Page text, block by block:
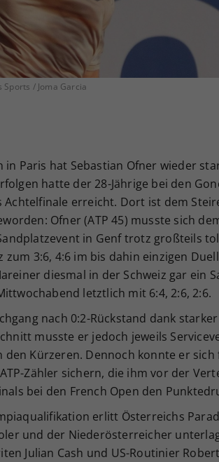
/ Joma Garcia
in Paris hat Sebastian Ofner wieder
hatte der 28-Jährige bei den
Achtelfinale erreicht. Dort ist dem
Ofner (ATP 45) musste sich
in Genf trotz großteils
zum 3:6, 4:6 im bis dahin einzigen
diesmal in der Schweiz gar ein
letztlich mit 6:4, 2:6, 2:6.
nach 0:2-Rückstand dank
musste er jedoch jeweils
Kürzeren. Dennoch konnte er sich
Zähler sichern, die ihm vor der
bei den French Open den
erlitt Österreichs
und der Niederösterreicher
Julian Cash und US-Routinier
Ihrer vorgenommen
Webseiten-Betreiber